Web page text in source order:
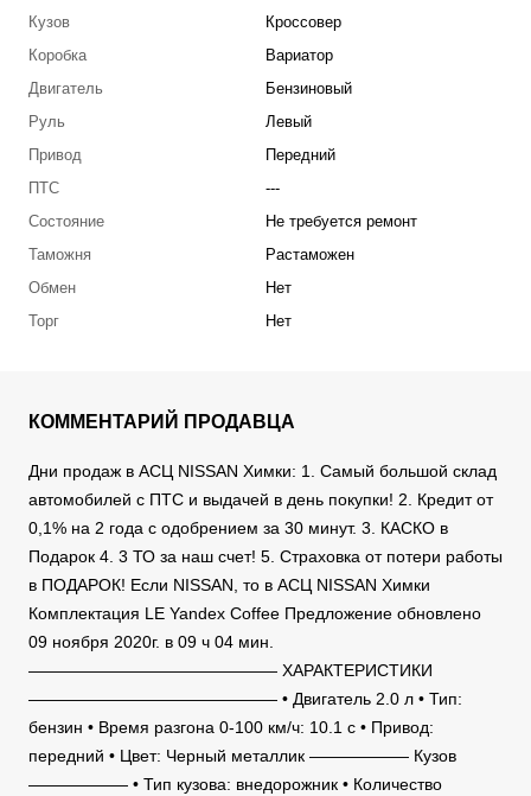
Кузов
Кроссовер
Коробка
Вариатор
Двигатель
Бензиновый
Руль
Левый
Привод
Передний
ПТС
---
Состояние
Не требуется ремонт
Таможня
Растаможен
Обмен
Нет
Торг
Нет
КОММЕНТАРИЙ ПРОДАВЦА
Дни продаж в АСЦ NISSAN Химки: 1. Самый большой склад
автомобилей с ПТС и выдачей в день покупки! 2. Кредит от
0,1% на 2 года с одобрением за 30 минут. 3. КАСКО в
Подарок 4. 3 ТО за наш счет! 5. Страховка от потери работы
в ПОДАРОК! Если NISSAN, то в АСЦ NISSAN Химки
Комплектация LE Yandex Coffee Предложение обновлено
09 ноября 2020г. в 09 ч 04 мин.
——————————————— ХАРАКТЕРИСТИКИ
——————————————— • Двигатель 2.0 л • Тип:
бензин • Время разгона 0-100 км/ч: 10.1 c • Привод:
передний • Цвет: Черный металлик —————— Кузов
—————— • Тип кузова: внедорожник • Количество